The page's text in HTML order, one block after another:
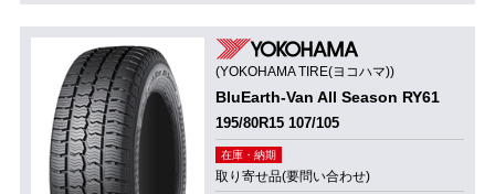
(YOKOHAMA TIRE(ヨコハマ))
BluEarth-Van All Season RY61
195/80R15 107/105
在庫・納期
取り寄せ品(要問い合わせ)